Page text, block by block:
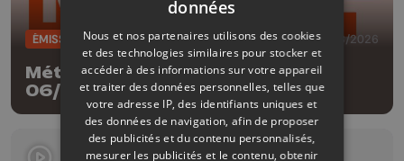
ÉMISSIONS 06/08/2026
Météo Edition de la mi-journée -
06/08/2026
données
Nous et nos partenaires utilisons des cookies
et des technologies similaires pour stocker et
accéder à des informations sur votre appareil
et traiter des données personnelles, telles que
votre adresse IP, des identifiants uniques et
des données de navigation, afin de proposer
des publicités et du contenu personnalisés,
mesurer les publicités et le contenu, obtenir